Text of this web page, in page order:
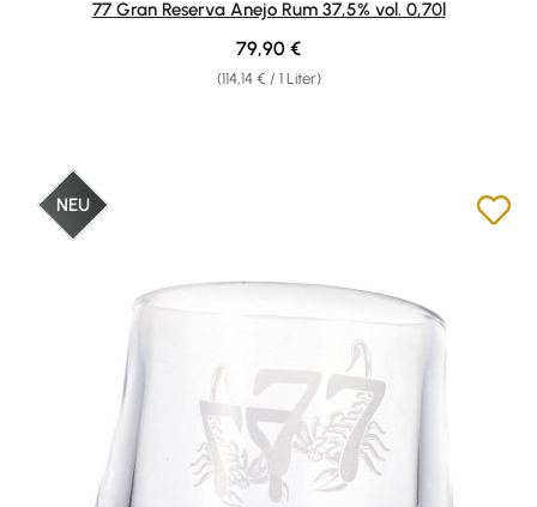
77 Gran Reserva Anejo Rum 37,5% vol. 0,70l
(114,14 € / 1 Liter)
Regulärer Preis:
79,90 €
NEU